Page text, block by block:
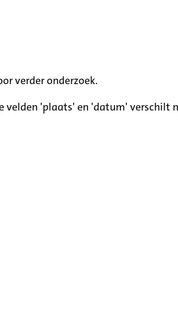
verder onderzoek.
velden 'plaats' en 'datum' verschilt